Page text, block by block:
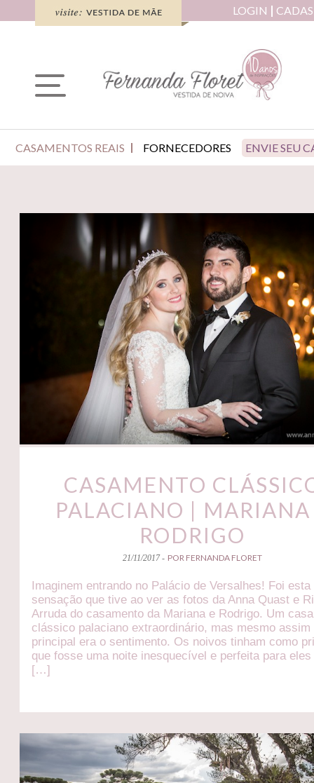
LOGIN
CASAMENTOS REAIS FORNECEDORES ENVIE SEU
CASAMENTO
PALACIANO |
RODRIGO
21/11/2017 - POR FERNANDA FLORET
Imaginem entrando no Palácio de Versalhes! Foi esta
sensação que tive ao ver as fotos da Anna Quast e
Arruda do casamento da Mariana e Rodrigo. Um
clássico palaciano extraordinário, mas mesmo assim
principal era o sentimento. Os noivos tinham como
que fosse uma noite inesquecível e perfeita para
[…]